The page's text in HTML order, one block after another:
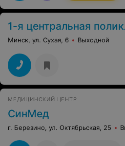
1-я центральная
Минск, ул. Сухая, 6 Выходной
МЕДИЦИНСКИЙ ЦЕНТР
СинМед
г. Березино, ул. Октябрьская, 25